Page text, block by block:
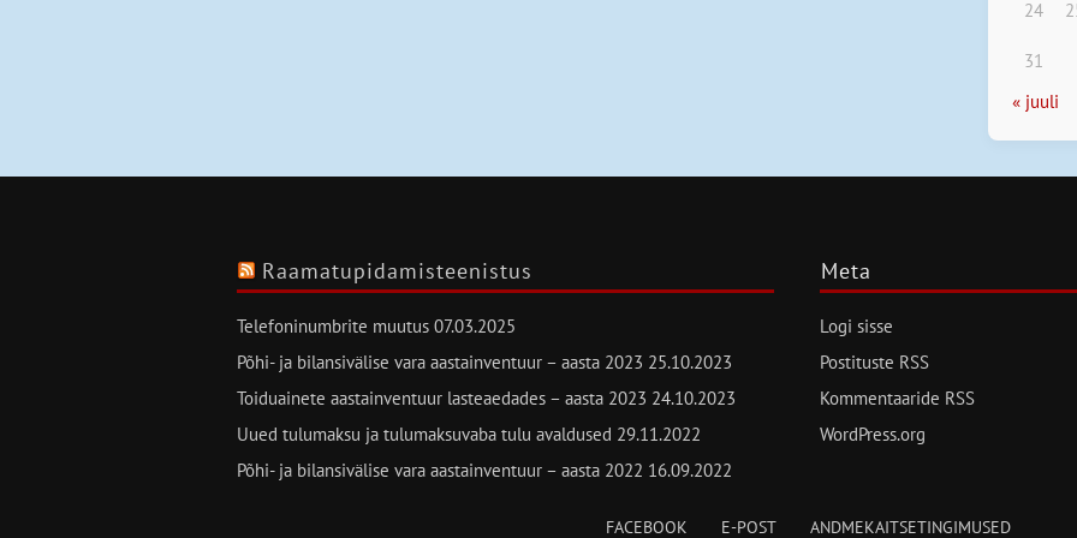
24
31
« juuli
Raamatupidamisteenistus
Telefoninumbrite muutus 07.03.2025
Põhi- ja bilansivälise vara aastainventuur – aasta 2023 25.10.2023
Toiduainete aastainventuur lasteaedades – aasta 2023 24.10.2023
Uued tulumaksu ja tulumaksuvaba tulu avaldused 29.11.2022
Põhi- ja bilansivälise vara aastainventuur – aasta 2022 16.09.2022
Meta
Logi sisse
Postituste RSS
Kommentaaride RSS
WordPress.org
FACEBOOK E-POST ANDMEKAITSETINGIMUSED